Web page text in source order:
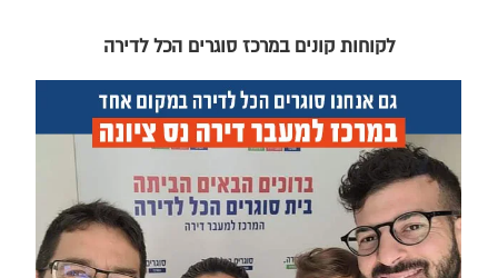
לקוחות קונים במרכז סוגרים הכל לדירה